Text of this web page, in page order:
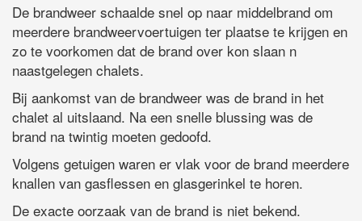
De brandweer schaalde snel op naar middelbrand om
meerdere brandweervoertuigen ter plaatse te krijgen en
zo te voorkomen dat de brand over kon slaan n
naastgelegen chalets.
Bij aankomst van de brandweer was de brand in het
chalet al uitslaand. Na een snelle blussing was de
brand na twintig moeten gedoofd.
Volgens getuigen waren er vlak voor de brand meerdere
knallen van gasflessen en glasgerinkel te horen.
De exacte oorzaak van de brand is niet bekend.